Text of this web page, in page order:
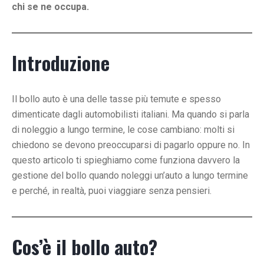
chi se ne occupa.
Introduzione
Il bollo auto è una delle tasse più temute e spesso
dimenticate dagli automobilisti italiani. Ma quando si parla
di noleggio a lungo termine, le cose cambiano: molti si
chiedono se devono preoccuparsi di pagarlo oppure no. In
questo articolo ti spieghiamo come funziona davvero la
gestione del bollo quando noleggi un’auto a lungo termine
e perché, in realtà, puoi viaggiare senza pensieri.
Cos’è il bollo auto?